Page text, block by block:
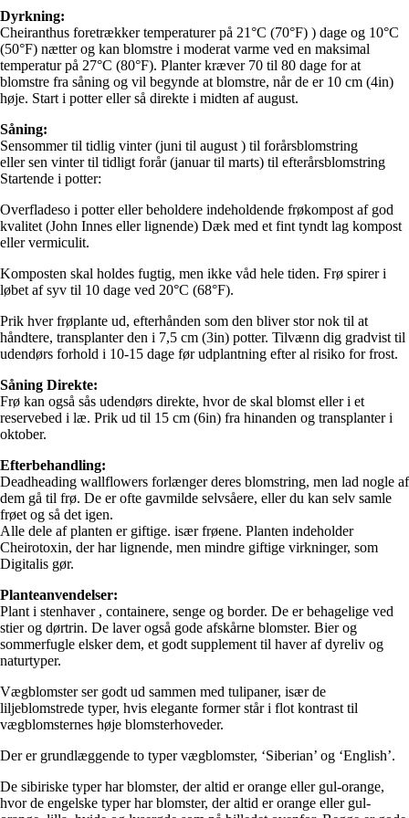
Dyrkning:
Cheiranthus foretrækker temperaturer på 21°C (70°F) ) dage og 10°C
(50°F) nætter og kan blomstre i moderat varme ved en maksimal
temperatur på 27°C (80°F). Planter kræver 70 til 80 dage for at
blomstre fra såning og vil begynde at blomstre, når de er 10 cm (4in)
høje. Start i potter eller så direkte i midten af august.
Såning:
Sensommer til tidlig vinter (juni til august ) til forårsblomstring
eller sen vinter til tidligt forår (januar til marts) til efterårsblomstring
Startende i potter:
Overfladeso i potter eller beholdere indeholdende frøkompost af god
kvalitet (John Innes eller lignende) Dæk med et fint tyndt lag kompost
eller vermiculit.
Komposten skal holdes fugtig, men ikke våd hele tiden. Frø spirer i
løbet af syv til 10 dage ved 20°C (68°F).
Prik hver frøplante ud, efterhånden som den bliver stor nok til at
håndtere, transplanter den i 7,5 cm (3in) potter. Tilvænn dig gradvist til
udendørs forhold i 10-15 dage før udplantning efter al risiko for frost.
Såning Direkte:
Frø kan også sås udendørs direkte, hvor de skal blomst eller i et
reservebed i læ. Prik ud til 15 cm (6in) fra hinanden og transplanter i
oktober.
Efterbehandling:
Deadheading wallflowers forlænger deres blomstring, men lad nogle af
dem gå til frø. De er ofte gavmilde selvsåere, eller du kan selv samle
frøet og så det igen.
Alle dele af planten er giftige. især frøene. Planten indeholder
Cheirotoxin, der har lignende, men mindre giftige virkninger, som
Digitalis gør.
Planteanvendelser:
Plant i stenhaver , containere, senge og border. De er behagelige ved
stier og dørtrin. De laver også gode afskårne blomster. Bier og
sommerfugle elsker dem, et godt supplement til haver af dyreliv og
naturtyper.
Vægblomster ser godt ud sammen med tulipaner, især de
liljeblomstrede typer, hvis elegante former står i flot kontrast til
vægblomsternes høje blomsterhoveder.
Der er grundlæggende to typer vægblomster, ‘Siberian’ og ‘English’.
De sibiriske typer har blomster, der altid er orange eller gul-orange,
hvor de engelske typer har blomster, der altid er orange eller gul-